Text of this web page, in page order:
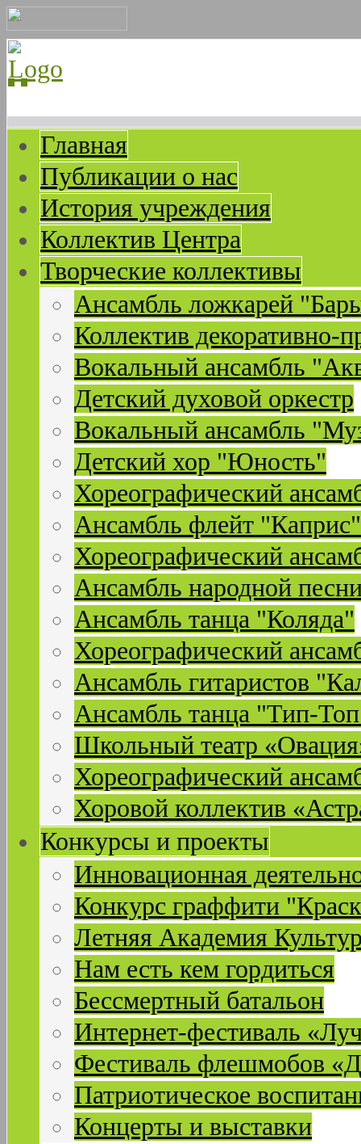
Главная
Публикации о нас
История учреждения
Коллектив Центра
Творческие коллективы
Ансамбль ложкарей
Коллектив декоративно-
Вокальный ансамбль
Детский духовой оркестр
Вокальный ансамбль
Детский хор "Юность"
Хореографический
Ансамбль флейт "Каприс"
Хореографический
Ансамбль народной
Ансамбль танца "Коляда"
Хореографический
Ансамбль гитаристов
Ансамбль танца "Тип-
Школьный театр
Хореографический
Хоровой коллектив
Конкурсы и проекты
Инновационная
Конкурс граффити
Летняя Академия
Нам есть кем гордиться
Бессмертный батальон
Интернет-фестиваль
Фестиваль флешмобов
Патриотическое
Концерты и выставки